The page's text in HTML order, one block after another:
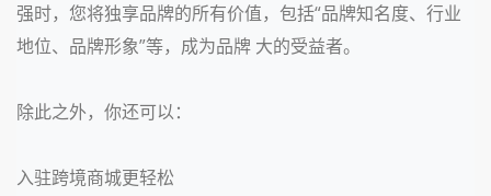
强时，您将独享品牌的所有价值，包括“品牌知名度、行业
地位、品牌形象”等，成为品牌 大的受益者。
除此之外，你还可以：
入驻跨境商城更轻松